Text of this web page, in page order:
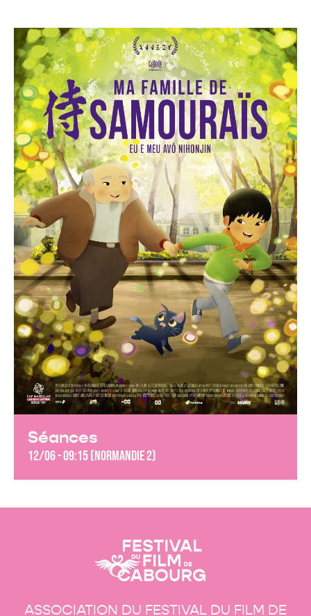
Séances
12/06 - 09:15 (Normandie 2)
ASSOCIATION DU FESTIVAL DU FILM DE